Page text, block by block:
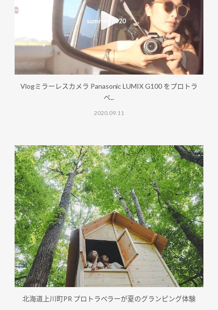
Vlogミラーレスカメラ Panasonic LUMIX G100 をプロトラ
ベ...
2020.09.11
北海道上川町PR プロトラベラーが夏のグランピング体験